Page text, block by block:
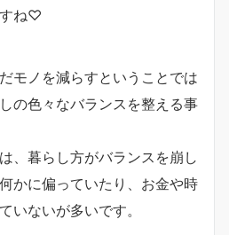
すね♡
モノを減らすということでは
の色々なバランスを整える事
、暮らし方がバランスを崩し
かに偏っていたり、お金や時
いないが多いです。